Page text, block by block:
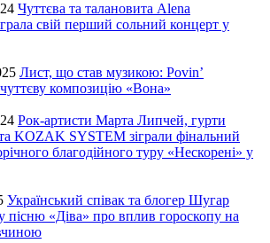
Чуттєва та талановита Alena
свій перший сольний концерт у
Лист, що став музикою: Povin’
композицію «Вона»
Рок-артисти Марта Липчей, гурти
KOZAK SYSTEM зіграли фінальний
благодійного туру «Нескорені» у
Український співак та блогер Шугар
пісню «Діва» про вплив гороскопу на